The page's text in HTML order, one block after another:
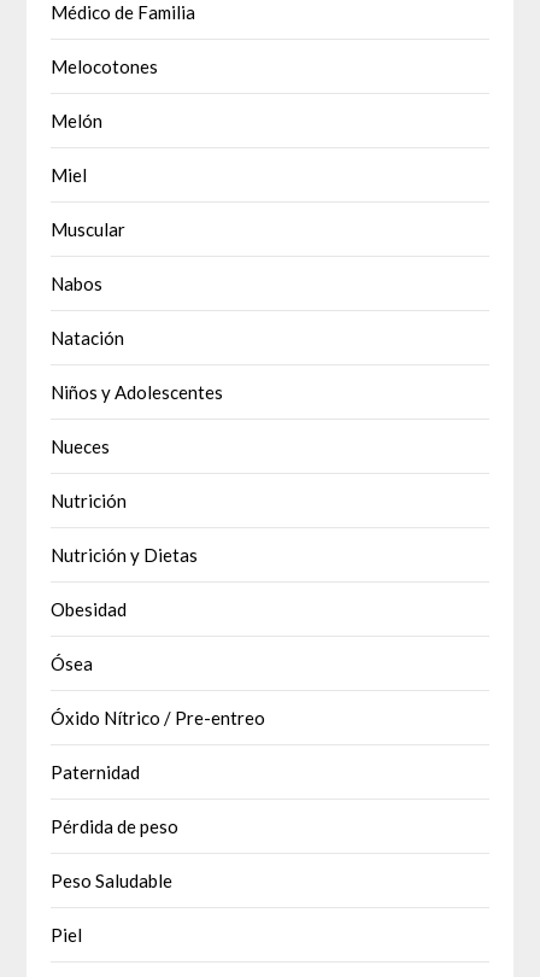
Médico de Familia
Melocotones
Melón
Miel
Muscular
Nabos
Natación
Niños y Adolescentes
Nueces
Nutrición
Nutrición y Dietas
Obesidad
Ósea
Óxido Nítrico / Pre-entreo
Paternidad
Pérdida de peso
Peso Saludable
Piel